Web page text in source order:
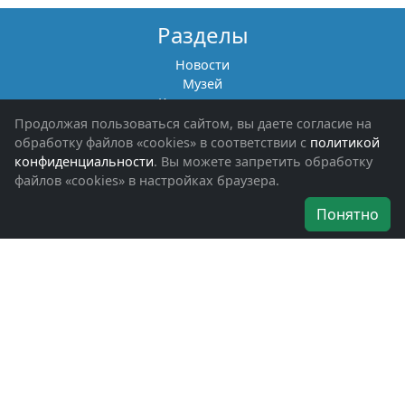
Разделы
Новости
Музей
Книги памяти
Фотоальбомы
Обращения граждан
Помощь участникам СВО и их семьям
Об организации
Наши награды
Продолжая пользоваться сайтом, вы даете согласие на
обработку файлов «cookies» в соответствии с политикой
конфиденциальности. Вы можете запретить обработку
файлов «cookies» в настройках браузера.
Понятно